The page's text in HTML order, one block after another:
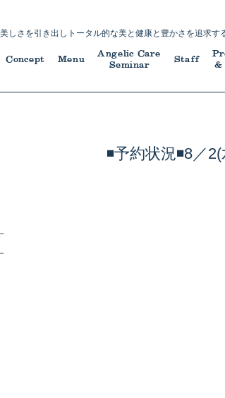
しさを引き出し トータル的な美と健康と豊かさを追求す
Concept Menu
Angelic Care
Seminar
Staff
&
◾️予約状況◾️8／